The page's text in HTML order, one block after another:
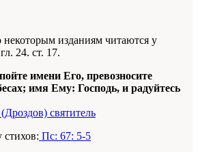
изданиям читаются у
24. ст. 17.
имени Его, превозносите
имя Ему: Господь, и радуйтесь
святитель
стихов: Пс: 67: 5-5